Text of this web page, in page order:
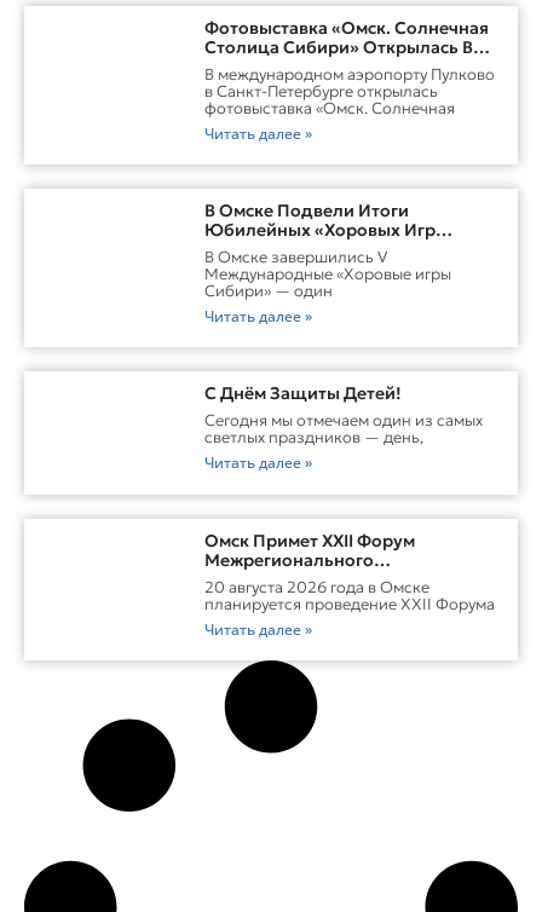
Фотовыставка «Омск. Солнечная
Столица Сибири» Открылась В
Пулково
В международном аэропорту Пулково
в Санкт-Петербурге открылась
фотовыставка «Омск. Солнечная
Читать далее »
В Омске Подвели Итоги
Юбилейных «Хоровых Игр
Сибири»
В Омске завершились V
Международные «Хоровые игры
Сибири» — один
Читать далее »
С Днём Защиты Детей!
Сегодня мы отмечаем один из самых
светлых праздников — день,
Читать далее »
Омск Примет XXII Форум
Межрегионального
Сотрудничества России И
Казахстана
20 августа 2026 года в Омске
планируется проведение XXII Форума
Читать далее »